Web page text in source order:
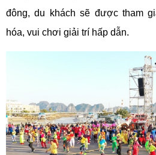
đông, du khách sẽ được tham
hóa, vui chơi giải trí hấp dẫn.